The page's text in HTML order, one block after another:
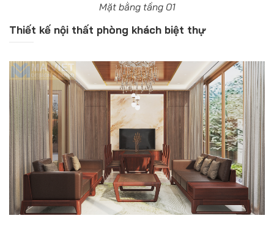
Mặt bằng tầng 01
Thiết kế nội thất phòng khách biệt thự